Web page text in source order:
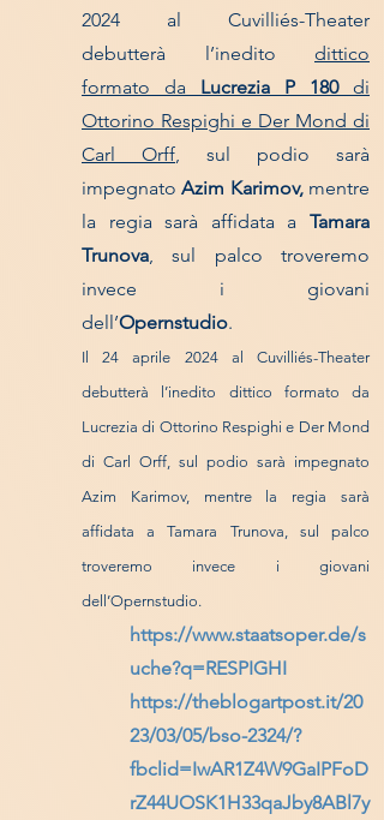
2024 al Cuvilliés-Theater
debutterà l’inedito dittico
formato da Lucrezia P 180di
Ottorino Respighi e Der Mond di
Carl Orff , sul podio sarà
impegnatoAzim Karimov,mentre
la regia sarà affidata a Tamara
Trunova , sul palco troveremo
invece i giovani
dell’Opernstudio.
Il 24 aprile 2024 al Cuvilliés-Theater
debutterà l’inedito dittico formato da
Lucrezia di Ottorino Respighi e Der Mond
di Carl Orff, sul podio sarà impegnato
Azim Karimov, mentre la regia sarà
affidata a Tamara Trunova, sul palco
troveremo invece i giovani
dell’Opernstudio.
https://www.staatsoper.de/s
uche?q=RESPIGHI
https://theblogartpost.it/20
23/03/05/bso-2324/?
fbclid=IwAR1Z4W9GaIPFoD
rZ44UOSK1H33qaJby8ABl7y